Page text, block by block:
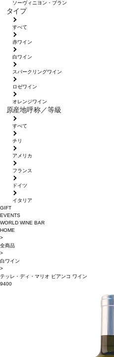
ソーヴィニヨン・ブラン
タイプ
すべて
赤ワイン
白ワイン
スパークリングワイン
ロゼワイン
オレンジワイン
原産地呼称／等級
すべて
チリ
アメリカ
フランス
ドイツ
イタリア
GIFT
EVENTS
WORLD WINE BAR
HOME
>
全商品
>
白ワイン
>
テッレ・ディ・マリオ ビアンコ ワイン
9400